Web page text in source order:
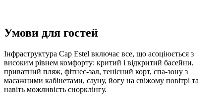
Умови для гостей
Інфраструктура Cap Estel включає все, що асоціюється з
високим рівнем комфорту: критий і відкритий басейни,
приватний пляж, фітнес-зал, тенісний корт, спа-зону з
масажними кабінетами, сауну, йогу на свіжому повітрі та
навіть можливість снорклінгу.